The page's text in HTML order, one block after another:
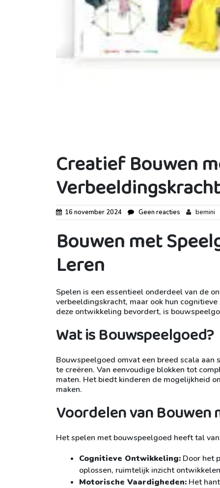
Creatief Bouwen
16 november 2024 Geen reacties bemini
Bouwen met
Leren
Spelen is een essentieel onderdeel van de
verbeeldingskracht, maar ook hun
deze ontwikkeling bevordert, is
Wat is Bouwspeelgoed?
Bouwspeelgoed omvat een breed scala
te creëren. Van eenvoudige blokken tot
maten. Het biedt kinderen de mogelijkheid
maken.
Voordelen van Bouwen
Het spelen met bouwspeelgoed heeft tal
Cognitieve Ontwikkeling: Door het
oplossen, ruimtelijk inzicht
Motorische Vaardigheden: Het